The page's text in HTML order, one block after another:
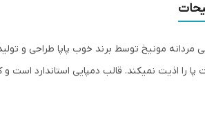
پا را اذیت نمیکند. قالب دمپایی استاندارد